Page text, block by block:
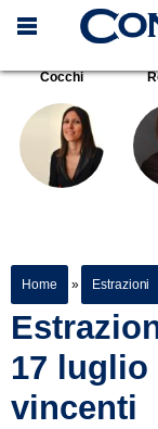
Cocchi
Home » Estrazioni
17 luglio
vincenti